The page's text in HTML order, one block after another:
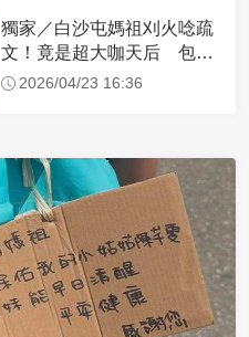
獨家／白沙屯媽祖刈火唸疏
文！竟是超大咖天后 包尿
布忍尿5小時不喊累
2026/04/23 16:36